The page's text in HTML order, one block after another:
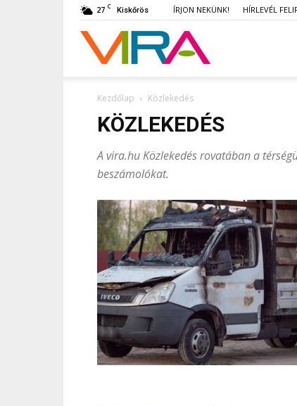
27 C Kiskőrös ÍRJON NEKÜNK! HÍRLEVÉL
VIRA
Kezdőlap Közlekedés
KÖZLEKEDÉS
A vira.hu Közlekedés rovatában a
beszámolókat.